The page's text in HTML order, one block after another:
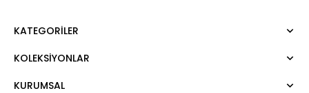
KATEGORILER
Elbise
KOLEKSIYONLAR
Moda Tutkusu
KURUMSAL